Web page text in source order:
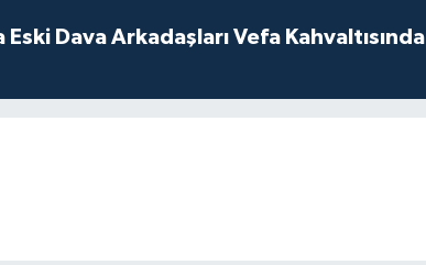
Eski Dava Arkadaşları Vefa Kahvaltısında